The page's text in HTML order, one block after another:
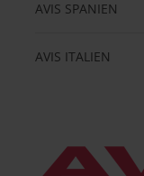
AVIS SPANIEN
AVIS ITALIEN